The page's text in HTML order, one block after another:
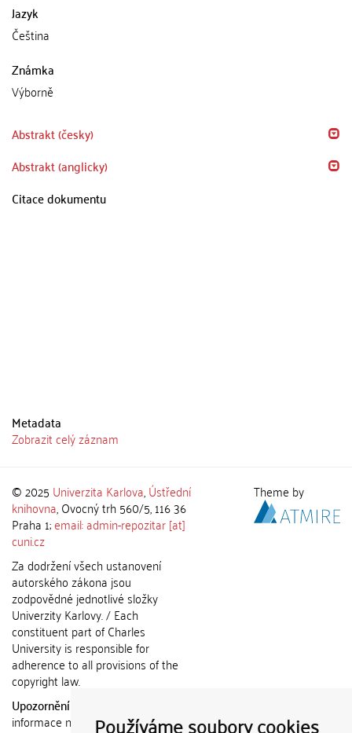
Používáme soubory cookies
Jazyk
Čeština
Známka
Výborně
Abstrakt (česky)
Abstrakt (anglicky)
Citace dokumentu
Metadata
Zobrazit celý záznam
© 2025 Univerzita Karlova,Ústřední
knihovna, Ovocný trh 560/5, 116 36
Praha 1;email: admin-repozitar [at]
cuni.cz
Za dodržení všech ustanovení
autorského zákona jsou
zodpovědné jednotlivé složky
Univerzity Karlovy. / Each
constituent part of Charles
University is responsible for
adherence to all provisions of the
copyright law.
Upozornění / Notice:
informace nemohou být použity k
Theme by